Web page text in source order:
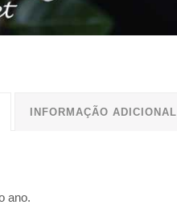
INFORMAÇÃO ADICIONAL
ano.